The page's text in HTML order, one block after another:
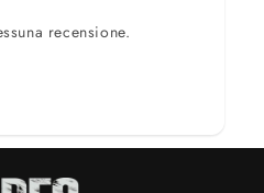
recensione.